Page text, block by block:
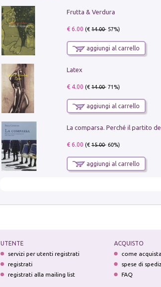
Frutta & Verdura
€ 6.00 (€14.00- 57%)
aggiungi al carrello
Latex
€ 4.00 (€14.00- 71%)
aggiungi al carrello
€ 6.00 (€15.00- 60%)
aggiungi al carrello
UTENTE
servizi per utenti registrati
registrati
registrati alla mailing list
ACQUISTO
come
spese di
FAQ